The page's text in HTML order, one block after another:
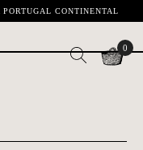
CONTINENTAL
0